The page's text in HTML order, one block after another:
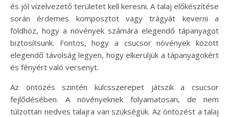
és jól vízelvezető területet kell keresni. A talaj előkészítése
során érdemes komposztot vagy trágyát keverni a
földhöz, hogy a növények számára elegendő tápanyagot
biztosítsunk. Fontos, hogy a csucsor növények között
elegendő távolság legyen, hogy elkerüljük a tápanyagokért
és fényért való versenyt.
Az öntözés szintén kulcsszerepet játszik a csucsor
fejlődésében. A növényeknek folyamatosan, de nem
túlzottan nedves talajra van szükségük. Az öntözést a talaj